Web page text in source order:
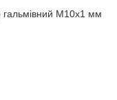
М10х1 мм